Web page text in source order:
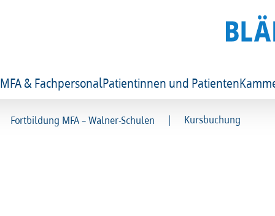
MFA & FachpersonalPatientinnen und Patienten
Fortbildung MFA – Walner-Schulen | Kursbuchung